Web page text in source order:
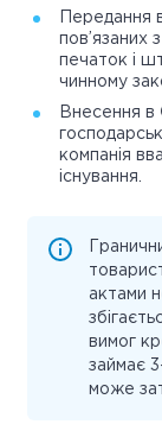
Передання
пов’язаних
печаток і
чинному
Внесення в
компанія
існування.
актами
вимог
займає
може